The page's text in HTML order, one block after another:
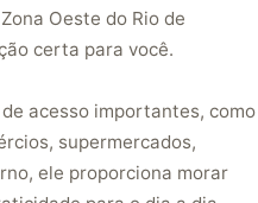
Oeste do Rio de
certa para você.
acesso importantes, como
supermercados,
ele proporciona morar